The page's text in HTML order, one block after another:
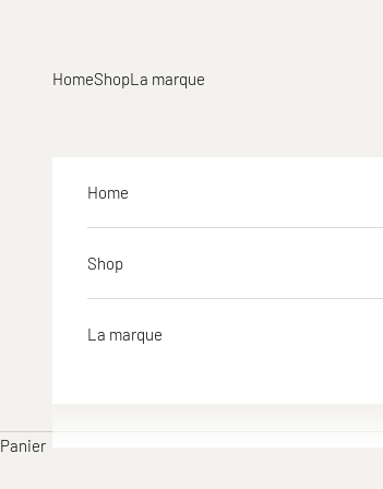
HomeShopLa marque
Home
Shop
La marque
Panier